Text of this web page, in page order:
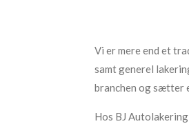
Vi er mere end et
samt generel
branchen og sætter
Hos BJ